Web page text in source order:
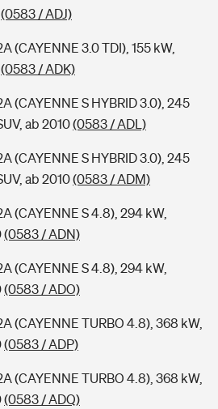
(0583 / ADJ)
(CAYENNE 3.0 TDI), 155 kW,
(0583 / ADK)
(CAYENNE S HYBRID 3.0), 245
ab 2010(0583 / ADL)
(CAYENNE S HYBRID 3.0), 245
ab 2010(0583 / ADM)
(CAYENNE S 4.8), 294 kW,
(0583 / ADN)
(CAYENNE S 4.8), 294 kW,
(0583 / ADO)
(CAYENNE TURBO 4.8), 368 kW,
(0583 / ADP)
(CAYENNE TURBO 4.8), 368 kW,
(0583 / ADQ)